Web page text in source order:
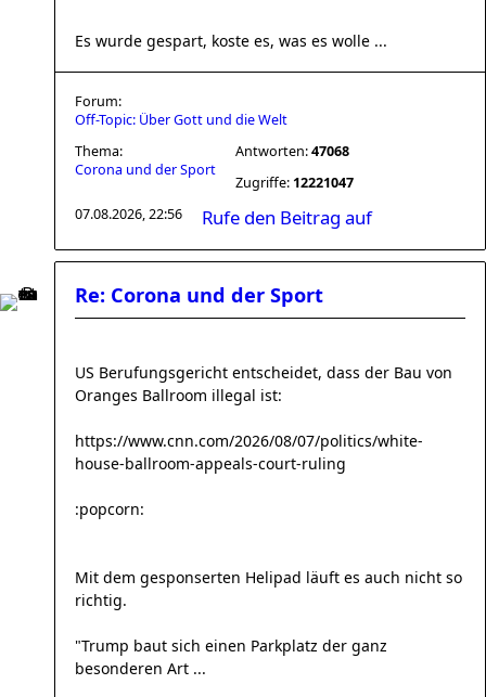
Es wurde gespart, koste es, was es wolle ...
Forum:
Off-Topic: Über Gott und die Welt
Thema:
Corona und der Sport
Antworten:47068
Zugriffe: 12221047
07.08.2026, 22:56
Rufe den Beitrag auf
Re: Corona und der Sport
US Berufungsgericht entscheidet, dass der Bau von
Oranges Ballroom illegal ist:
https://www.cnn.com/2026/08/07/politics/white-
house-ballroom-appeals-court-ruling
:popcorn:
Mit dem gesponserten Helipad läuft es auch nicht so
richtig.
"Trump baut sich einen Parkplatz der ganz
besonderen Art ...